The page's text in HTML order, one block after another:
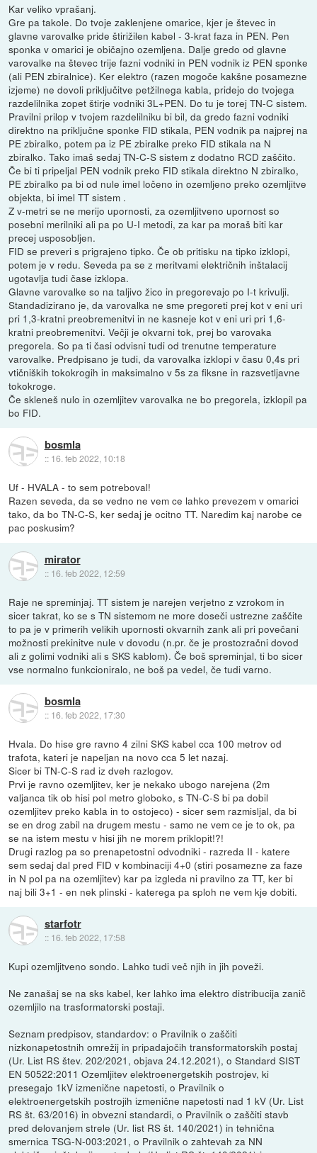
Kar veliko vprašanj.
Gre pa takole. Do tvoje zaklenjene omarice, kjer je števec in
glavne varovalke pride štirižilen kabel - 3-krat faza in PEN. Pen
sponka v omarici je običajno ozemljena. Dalje gredo od glavne
varovalke na števec trije fazni vodniki in PEN vodnik iz PEN sponke
(ali PEN zbiralnice). Ker elektro (razen mogoče kakšne posamezne
izjeme) ne dovoli priključitve petžilnega kabla, pridejo do tvojega
razdelilnika zopet štirje vodniki 3L+PEN. Do tu je torej TN-C sistem.
Pravilni prilop v tvojem razdelilniku bi bil, da gredo fazni vodniki
direktno na priključne sponke FID stikala, PEN vodnik pa najprej na
PE zbiralko, potem pa iz PE zbiralke preko FID stikala na N
zbiralko. Tako imaš sedaj TN-C-S sistem z dodatno RCD zaščito.
Če bi ti pripeljal PEN vodnik preko FID stikala direktno N zbiralko,
PE zbiralko pa bi od nule imel ločeno in ozemljeno preko ozemljitve
objekta, bi imel TT sistem .
Z v-metri se ne merijo upornosti, za ozemljitveno upornost so
posebni merilniki ali pa po U-I metodi, za kar pa moraš biti kar
precej usposobljen.
FID se preveri s prigrajeno tipko. Če ob pritisku na tipko izklopi,
potem je v redu. Seveda pa se z meritvami električnih inštalacij
ugotavlja tudi čase izklopa.
Glavne varovalke so na taljivo žico in pregorevajo po I-t krivulji.
Standadizirano je, da varovalka ne sme pregoreti prej kot v eni uri
pri 1,3-kratni preobremenitvi in ne kasneje kot v eni uri pri 1,6-
kratni preobremenitvi. Večji je okvarni tok, prej bo varovaka
pregorela. So pa ti časi odvisni tudi od trenutne temperature
varovalke. Predpisano je tudi, da varovalka izklopi v času 0,4s pri
vtičniških tokokrogih in maksimalno v 5s za fiksne in razsvetljavne
tokokroge.
Če skleneš nulo in ozemljitev varovalka ne bo pregorela, izklopil pa
bo FID.
bosmla
:: 16. feb 2022, 10:18
Uf - HVALA - to sem potreboval!
Razen seveda, da se vedno ne vem ce lahko prevezem v omarici
tako, da bo TN-C-S, ker sedaj je ocitno TT. Naredim kaj narobe ce
pac poskusim?
mirator
:: 16. feb 2022, 12:59
Raje ne spreminjaj. TT sistem je narejen verjetno z vzrokom in
sicer takrat, ko se s TN sistemom ne more doseči ustrezne zaščite
to pa je v primerih velikih upornosti okvarnih zank ali pri povečani
možnosti prekinitve nule v dovodu (n.pr. če je prostozračni dovod
ali z golimi vodniki ali s SKS kablom). Če boš spreminjal, ti bo sicer
vse normalno funkcioniralo, ne boš pa vedel, če tudi varno.
bosmla
:: 16. feb 2022, 17:30
Hvala. Do hise gre ravno 4 zilni SKS kabel cca 100 metrov od
trafota, kateri je napeljan na novo cca 5 let nazaj.
Sicer bi TN-C-S rad iz dveh razlogov.
Prvi je ravno ozemljitev, ker je nekako ubogo narejena (2m
valjanca tik ob hisi pol metro globoko, s TN-C-S bi pa dobil
ozemljitev preko kabla in to ostojeco) - sicer sem razmisljal, da bi
se en drog zabil na drugem mestu - samo ne vem ce je to ok, pa
se na istem mestu v hisi jih ne morem priklopit!?!
Drugi razlog pa so prenapetostni odvodniki - razreda II - katere
sem sedaj dal pred FID v kombinaciji 4+0 (stiri posamezne za faze
in N pol pa na ozemljitev) kar pa izgleda ni pravilno za TT, ker bi
naj bili 3+1 - en nek plinski - katerega pa sploh ne vem kje dobiti.
starfotr
:: 16. feb 2022, 17:58
Kupi ozemljitveno sondo. Lahko tudi več njih in jih poveži.
Ne zanašaj se na sks kabel, ker lahko ima elektro distribucija zanič
ozemljilo na trasformatorski postaji.
Seznam predpisov, standardov: o Pravilnik o zaščiti
nizkonapetostnih omrežij in pripadajočih transformatorskih postaj
(Ur. List RS štev. 202/2021, objava 24.12.2021), o Standard SIST
EN 50522:2011 Ozemljitev elektroenergetskih postrojev, ki
presegajo 1kV izmenične napetosti, o Pravilnik o
elektroenergetskih postrojih izmenične napetosti nad 1 kV (Ur. List
RS št. 63/2016) in obvezni standardi, o Pravilnik o zaščiti stavb
pred delovanjem strele (Ur. list RS št. 140/2021) in tehnična
smernica TSG-N-003:2021, o Pravilnik o zahtevah za NN